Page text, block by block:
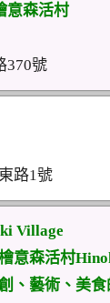
意森活村
370號
路1號
Village
意森活村
、藝術、美